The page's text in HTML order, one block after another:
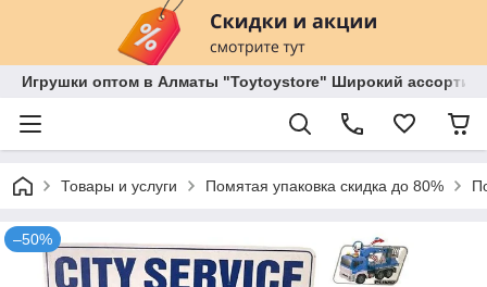
Игрушки оптом в Алматы "Toytoystore" Широкий
Товары и услуги Помятая упаковка скидка до 80%
–50%